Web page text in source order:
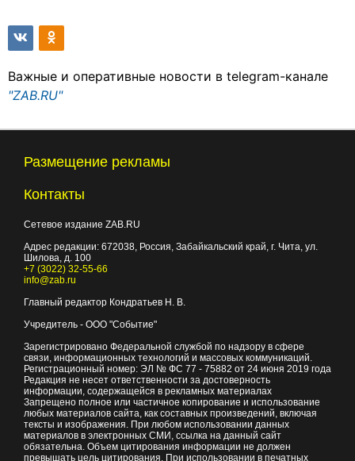
Важные и оперативные новости в telegram-канале
"ZAB.RU"
Размещение рекламы
Контакты
Сетевое издание ZAB.RU
Адрес редакции: 672038, Россия, Забайкальский край, г. Чита, ул.
Шилова, д. 100
+7 (3022) 32-55-66
info@zab.ru
Главный редактор Кондратьев Н. В.
Учредитель - ООО "Событие"
Зарегистрировано Федеральной службой по надзору в сфере
связи, информационных технологий и массовых коммуникаций.
Регистрационный номер: ЭЛ № ФС 77 - 75882 от 24 июня 2019 года
Редакция не несет ответственности за достоверность
информации, содержащейся в рекламных материалах
Запрещено полное или частичное копирование и использование
любых материалов сайта, как составных произведений, включая
тексты и изображения. При любом использовании данных
материалов в электронных СМИ, ссылка на данный сайт
обязательна. Объем цитирования информации не должен
превышать цель цитирования. При использовании в печатных